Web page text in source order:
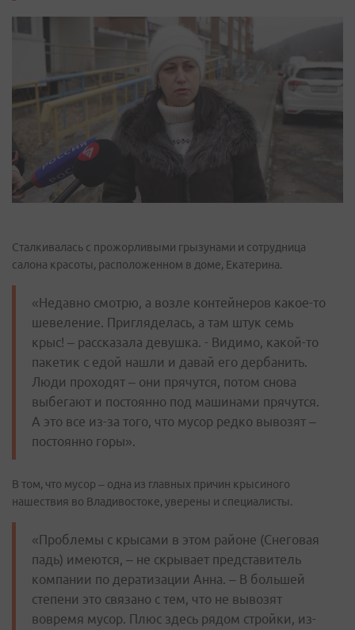
Сталкивалась с прожорливыми грызунами и сотрудница
салона красоты, расположенном в доме, Екатерина.
«Недавно смотрю, а возле контейнеров какое-то
шевеление. Пригляделась, а там штук семь
крыс! – рассказала девушка. - Видимо, какой-то
пакетик с едой нашли и давай его дербанить.
Люди проходят – они прячутся, потом снова
выбегают и постоянно под машинами прячутся.
А это все из-за того, что мусор редко вывозят –
постоянно горы».
В том, что мусор – одна из главных причин крысиного
нашествия во Владивостоке, уверены и специалисты.
«Проблемы с крысами в этом районе (Снеговая
падь) имеются, – не скрывает представитель
компании по дератизации Анна. – В большей
степени это связано с тем, что не вывозят
вовремя мусор. Плюс здесь рядом стройки, из-